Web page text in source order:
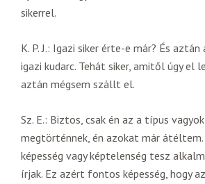
sikerrel.
K. P. J.: Igazi siker érte-e már? És
igazi kudarc. Tehát siker, amitől úgy el
aztán mégsem szállt el.
Sz. E.: Biztos, csak én az a típus
megtörténnek, én azokat már
képesség vagy képtelenség tesz
írjak. Ez azért fontos képesség, hogy